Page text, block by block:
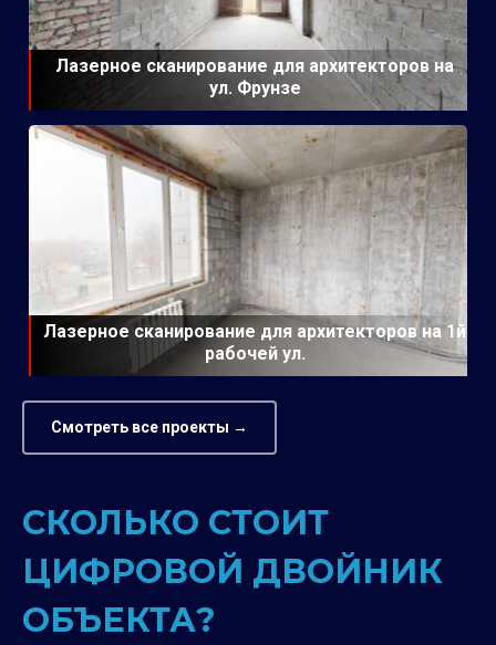
Лазерное сканирование для архитекторов на
ул. Фрунзе
Лазерное сканирование для архитекторов на 1й
рабочей ул.
Смотреть все проекты →
СКОЛЬКО СТОИТ
ЦИФРОВОЙ ДВОЙНИК
ОБЪЕКТА?